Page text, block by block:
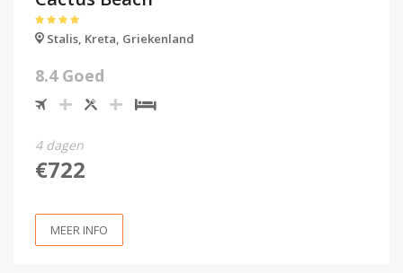
Stalis, Kreta, Griekenland
8.4 Goed
4 dagen
€722
MEER INFO